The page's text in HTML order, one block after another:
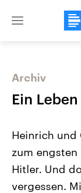
Close
Archiv
Ein
Heinrich
zum engsten
Hitler. Und
vergessen.